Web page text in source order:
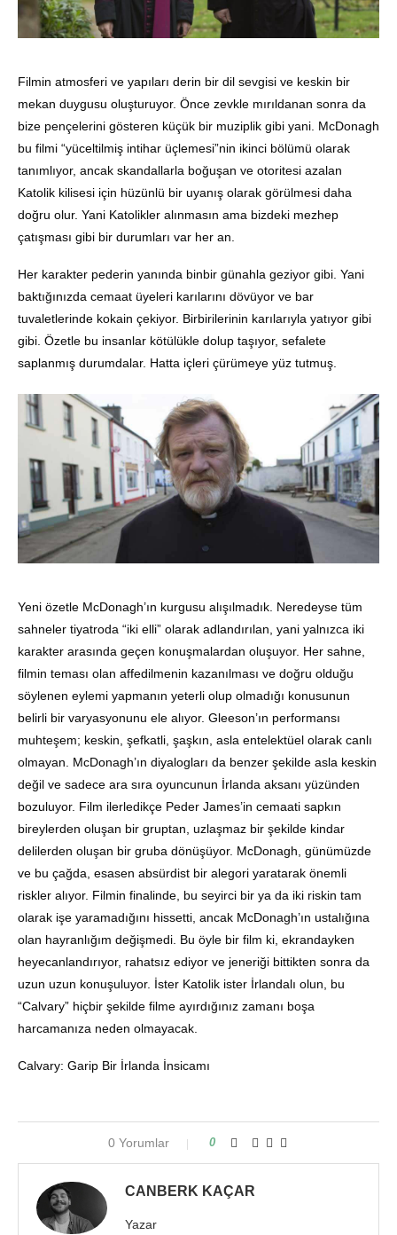
Filmin atmosferi ve yapıları derin bir dil sevgisi ve keskin bir
mekan duygusu oluşturuyor. Önce zevkle mırıldanan sonra da
bize pençelerini gösteren küçük bir muziplik gibi yani. McDonagh
bu filmi “yüceltilmiş intihar üçlemesi”nin ikinci bölümü olarak
tanımlıyor, ancak skandallarla boğuşan ve otoritesi azalan
Katolik kilisesi için hüzünlü bir uyanış olarak görülmesi daha
doğru olur. Yani Katolikler alınmasın ama bizdeki mezhep
çatışması gibi bir durumları var her an.
Her karakter pederin yanında binbir günahla geziyor gibi. Yani
baktığınızda cemaat üyeleri karılarını dövüyor ve bar
tuvaletlerinde kokain çekiyor. Birbirilerinin karılarıyla yatıyor gibi
gibi. Özetle bu insanlar kötülükle dolup taşıyor, sefalete
saplanmış durumdalar. Hatta içleri çürümeye yüz tutmuş.
Yeni özetle McDonagh’ın kurgusu alışılmadık. Neredeyse tüm
sahneler tiyatroda “iki elli” olarak adlandırılan, yani yalnızca iki
karakter arasında geçen konuşmalardan oluşuyor. Her sahne,
filmin teması olan affedilmenin kazanılması ve doğru olduğu
söylenen eylemi yapmanın yeterli olup olmadığı konusunun
belirli bir varyasyonunu ele alıyor. Gleeson’ın performansı
muhteşem; keskin, şefkatli, şaşkın, asla entelektüel olarak canlı
olmayan. McDonagh’ın diyalogları da benzer şekilde asla keskin
değil ve sadece ara sıra oyuncunun İrlanda aksanı yüzünden
bozuluyor. Film ilerledikçe Peder James’in cemaati sapkın
bireylerden oluşan bir gruptan, uzlaşmaz bir şekilde kindar
delilerden oluşan bir gruba dönüşüyor. McDonagh, günümüzde
ve bu çağda, esasen absürdist bir alegori yaratarak önemli
riskler alıyor. Filmin finalinde, bu seyirci bir ya da iki riskin tam
olarak işe yaramadığını hissetti, ancak McDonagh’ın ustalığına
olan hayranlığım değişmedi. Bu öyle bir film ki, ekrandayken
heyecanlandırıyor, rahatsız ediyor ve jeneriği bittikten sonra da
uzun uzun konuşuluyor. İster Katolik ister İrlandalı olun, bu
“Calvary” hiçbir şekilde filme ayırdığınız zamanı boşa
harcamanıza neden olmayacak.
Calvary: Garip Bir İrlanda İnsicamı
0 Yorumlar 0
CANBERK KAÇAR
Yazar